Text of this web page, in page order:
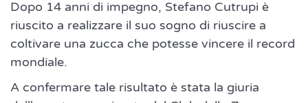
Dopo 14 anni di impegno, Stefano Cutrupi è
riuscito a realizzare il suo sogno di riuscire a
coltivare una zucca che potesse vincere il record
mondiale.
A confermare tale risultato è stata la giuria